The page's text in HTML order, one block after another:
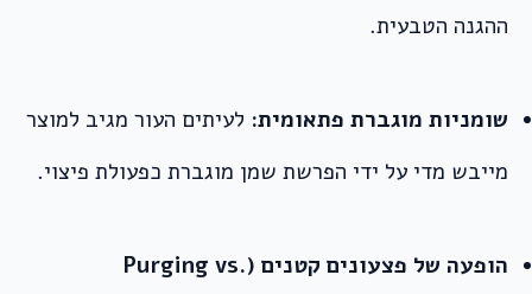
ההגנה הטבעית.
שומניות מוגברת פתאומית: לעיתים העור מגיב למוצר
מייבש מדי על ידי הפרשת שמן מוגברת כפעולת פיצוי.
הופעה של פצעונים קטנים (Purging vs.